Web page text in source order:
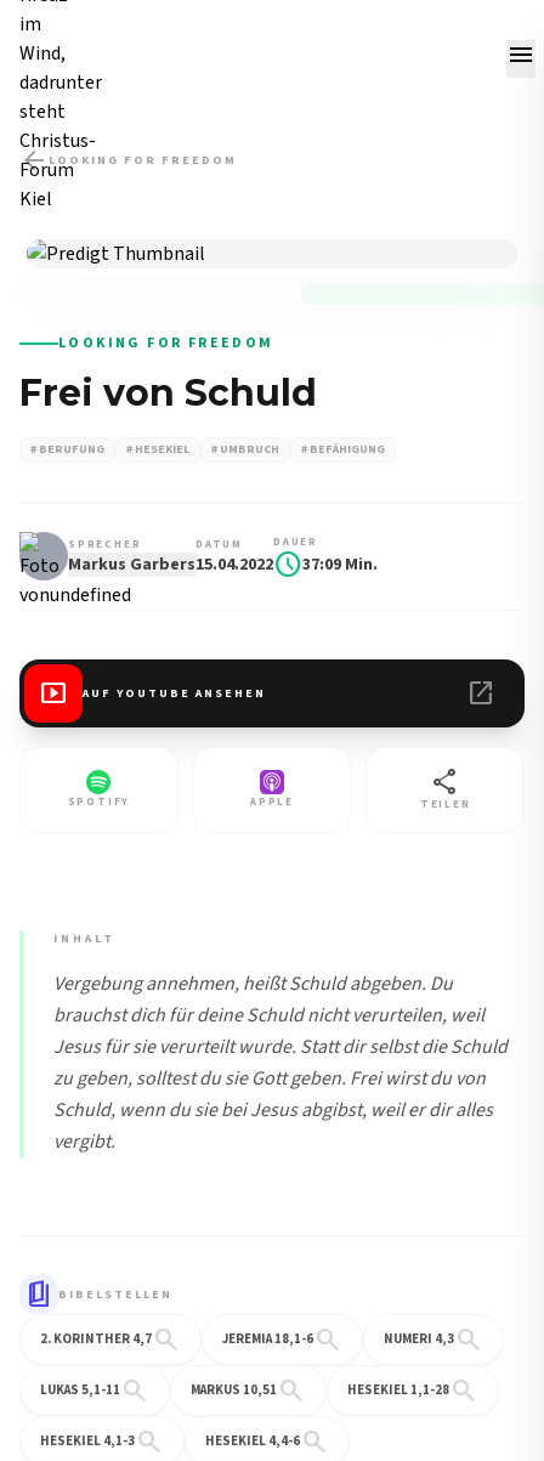
menu
arrow_backLOOKING FOR FREEDOM
LOOKING FOR FREEDOM
Frei von Schuld
# BERUFUNG # HESEKIEL # UMBRUCH # BEFÄHIGUNG
SPRECHER
Markus Garbers
DATUM
15.04.2022
DAUER
schedule37:09 Min.
smart_display AUF YOUTUBE ANSEHEN open_in_new
SPOTIFY APPLE
share
TEILEN
INHALT
Vergebung annehmen, heißt Schuld abgeben. Du
brauchst dich für deine Schuld nicht verurteilen, weil
Jesus für sie verurteilt wurde. Statt dir selbst die Schuld
zu geben, solltest du sie Gott geben. Frei wirst du von
Schuld, wenn du sie bei Jesus abgibst, weil er dir alles
vergibt.
book_5 BIBELSTELLEN
2. KORINTHER 4,7 search JEREMIA 18,1-6 search NUMERI 4,3 search
LUKAS 5,1-11 search MARKUS 10,51 search HESEKIEL 1,1-28 search
HESEKIEL 4,1-3 search HESEKIEL 4,4-6 search